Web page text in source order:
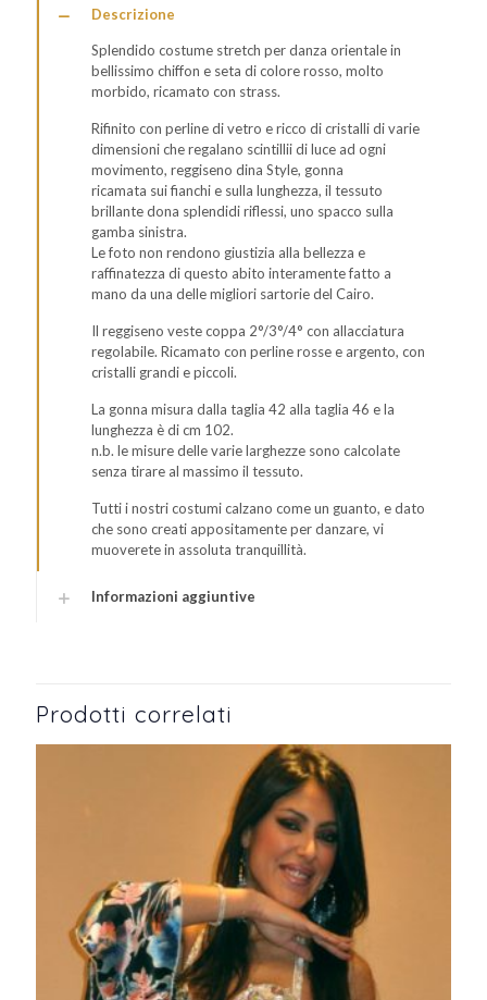
Descrizione
Splendido costume stretch per danza orientale in
bellissimo chiffon e seta di colore rosso, molto
morbido, ricamato con strass.
Rifinito con perline di vetro e ricco di cristalli di varie
dimensioni che regalano scintillii di luce ad ogni
movimento, reggiseno dina Style, gonna
ricamata sui fianchi e sulla lunghezza, il tessuto
brillante dona splendidi riflessi, uno spacco sulla
gamba sinistra.
Le foto non rendono giustizia alla bellezza e
raffinatezza di questo abito interamente fatto a
mano da una delle migliori sartorie del Cairo.
Il reggiseno veste coppa 2°/3°/4° con allacciatura
regolabile. Ricamato con perline rosse e argento, con
cristalli grandi e piccoli.
La gonna misura dalla taglia 42 alla taglia 46 e la
lunghezza è di cm 102.
n.b. le misure delle varie larghezze sono calcolate
senza tirare al massimo il tessuto.
Tutti i nostri costumi calzano come un guanto, e dato
che sono creati appositamente per danzare, vi
muoverete in assoluta tranquillità.
Informazioni aggiuntive
Prodotti correlati